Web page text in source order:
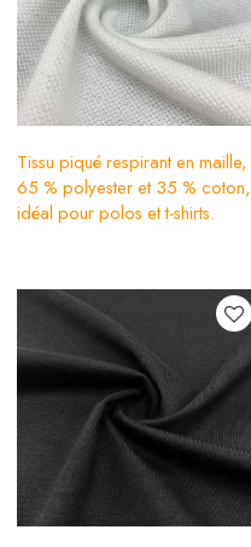
Tissu piqué respirant en maille,
65 % polyester et 35 % coton,
idéal pour polos et t-shirts.